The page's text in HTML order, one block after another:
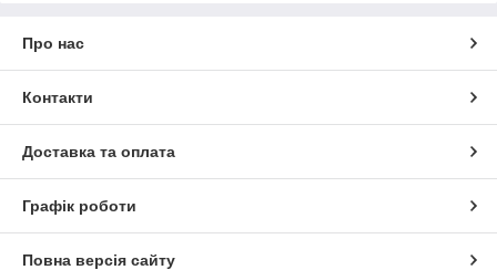
Про нас
Контакти
Доставка та оплата
Графік роботи
Повна версія сайту